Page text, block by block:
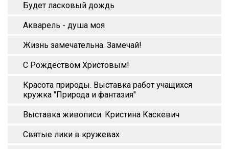
Будет ласковый дождь
Акварель - душа моя
Жизнь замечательна. Замечай!
С Рождеством Христовым!
Красота природы. Выставка работ учащихся
кружка "Природа и фантазия"
Выставка живописи. Кристина Каскевич
Святые лики в кружевах